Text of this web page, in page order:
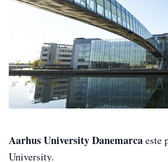
Aarhus UniversityDanemarcaeste
University.